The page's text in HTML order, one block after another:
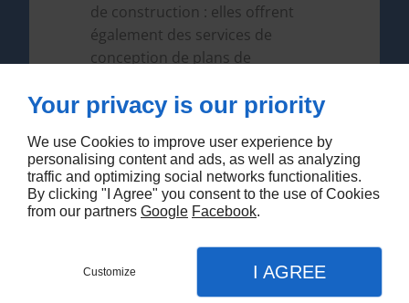
de construction : elles offrent
également des services de
conception de plans de
souvent de départements dédiés à
plans complets en interne.
pour élaborer les plans nécessaires pour
Contactez-nous !
Your privacy is our priority
We use Cookies to improve user experience by
personalising content and ads, as well as analyzing
traffic and optimizing social networks functionalities.
By clicking "I Agree" you consent to the use of Cookies
from our partners Google Facebook.
Customize I AGREE